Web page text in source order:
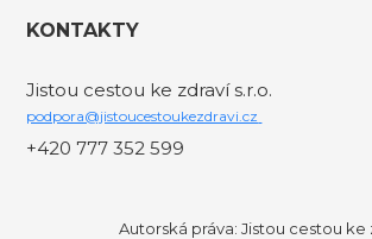
KONTAKTY
Jistou cestou ke zdraví s.r.o.
podpora@jistoucestoukezdravi.cz
+420 777 352 599
Autorská práva: Jistou cestou ke